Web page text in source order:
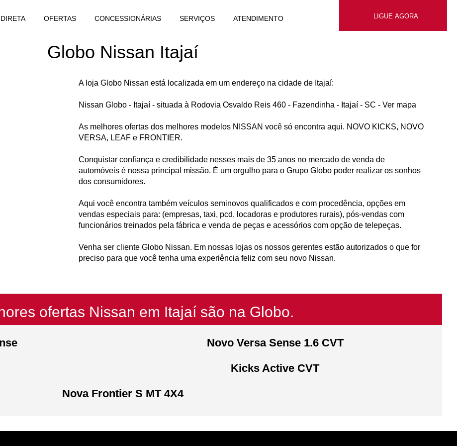
OFERTAS CONCESSIONÁRIAS SERVIÇOS ATENDIMENTO LIGUE AGORA
Globo Nissan Itajaí
A loja Globo Nissan está localizada em um endereço na cidade de Itajaí:
Nissan Globo - Itajaí - situada à Rodovia Osvaldo Reis 460 - Fazendinha - Itajaí - SC - Ver mapa
As melhores ofertas dos melhores modelos NISSAN você só encontra aqui. NOVO KICKS, NOVO
VERSA, LEAF e FRONTIER.
Conquistar confiança e credibilidade nesses mais de 35 anos no mercado de venda de
automóveis é nossa principal missão. É um orgulho para o Grupo Globo poder realizar os sonhos
dos consumidores.
Aqui você encontra também veículos seminovos qualificados e com procedência, opções em
vendas especiais para: (empresas, taxi, pcd, locadoras e produtores rurais), pós-vendas com
funcionários treinados pela fábrica e venda de peças e acessórios com opção de telepeças.
Venha ser cliente Globo Nissan. Em nossas lojas os nossos gerentes estão autorizados o que for
preciso para que você tenha uma experiência feliz com seu novo Nissan.
ofertas Nissan em Itajaí são na Globo.
Novo Versa Sense 1.6 CVT
Kicks Active CVT
Nova Frontier S MT 4X4